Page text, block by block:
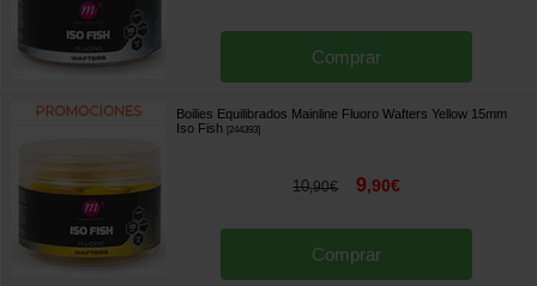
Comprar
Boilies Equilibrados Mainline Fluoro Wafters Yellow 15mm
Iso Fish [244393]
10,90€ 9,90€
Comprar